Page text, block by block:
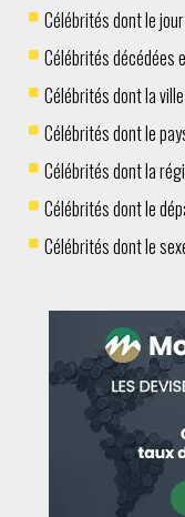
Célébrités dont le
Célébrités décédées
Célébrités dont la
Célébrités dont le
Célébrités dont la
Célébrités dont le
Célébrités dont le